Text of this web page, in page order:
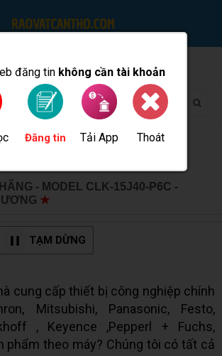
đăng tin không cần tài khoản
Đăng tin Tải App Thoát
- MODEL CLK-15J40-P6C -
★
TẠM DỪNG
cung cấp thiết bị công nghiệp chính
Mitsubishi, Panasonic, Festo,
, Keyence ,Pepperl + Fuchs,
phẩm theo máy? Chúng tôi có tất cả